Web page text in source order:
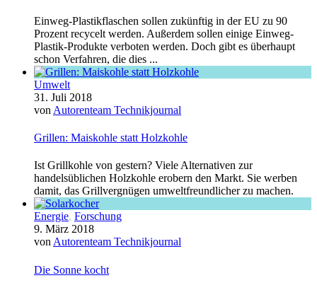
Einweg-Plastikflaschen sollen zukünftig in der EU zu 90
Prozent recycelt werden. Außerdem sollen einige Einweg-
Plastik-Produkte verboten werden. Doch gibt es überhaupt
schon Verfahren, die dies ...
Umwelt
31. Juli 2018
von Autorenteam Technikjournal
Grillen: Maiskohle statt Holzkohle
Ist Grillkohle von gestern? Viele Alternativen zur
handelsüblichen Holzkohle erobern den Markt. Sie werben
damit, das Grillvergnügen umweltfreundlicher zu machen.
Energie, Forschung
9. März 2018
von Autorenteam Technikjournal
Die Sonne kocht